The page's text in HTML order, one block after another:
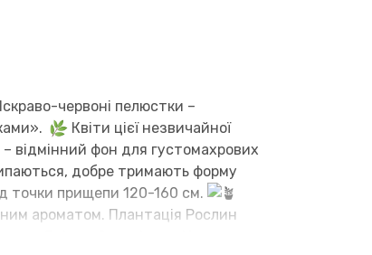
червоні пелюстки –
Квіти цієї незвичайної
відмінний фон для густомахрових
добре тримають форму
точки прищепи 120-160 см.
ароматом. Плантація Рослин
Дніпро, Запоріжжя, Ужгород та